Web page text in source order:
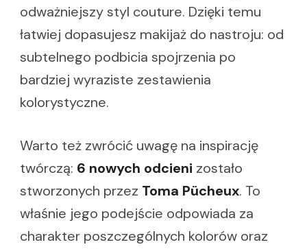
odważniejszy styl couture. Dzięki temu
łatwiej dopasujesz makijaż do nastroju: od
subtelnego podbicia spojrzenia po
bardziej wyraziste zestawienia
kolorystyczne.
Warto też zwrócić uwagę na inspirację
twórczą: 6 nowych odcieni zostało
stworzonych przez Toma Pücheux. To
właśnie jego podejście odpowiada za
charakter poszczególnych kolorów oraz